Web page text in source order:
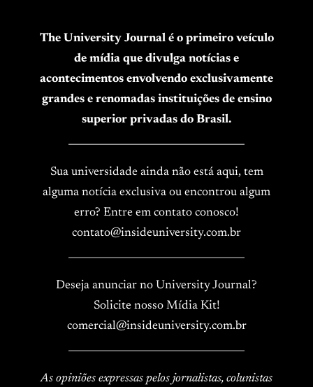
The University Journal é o primeiro veículo
de mídia que divulga notícias e
acontecimentos envolvendo exclusivamente
grandes e renomadas instituições de ensino
superior privadas do Brasil.
Sua universidade ainda não está aqui, tem
alguma notícia exclusiva ou encontrou algum
erro? Entre em contato conosco!
contato@insideuniversity.com.br
Deseja anunciar no University Journal?
Solicite nosso Mídia Kit!
comercial@insideuniversity.com.br
As opiniões expressas pelos jornalistas, colunistas